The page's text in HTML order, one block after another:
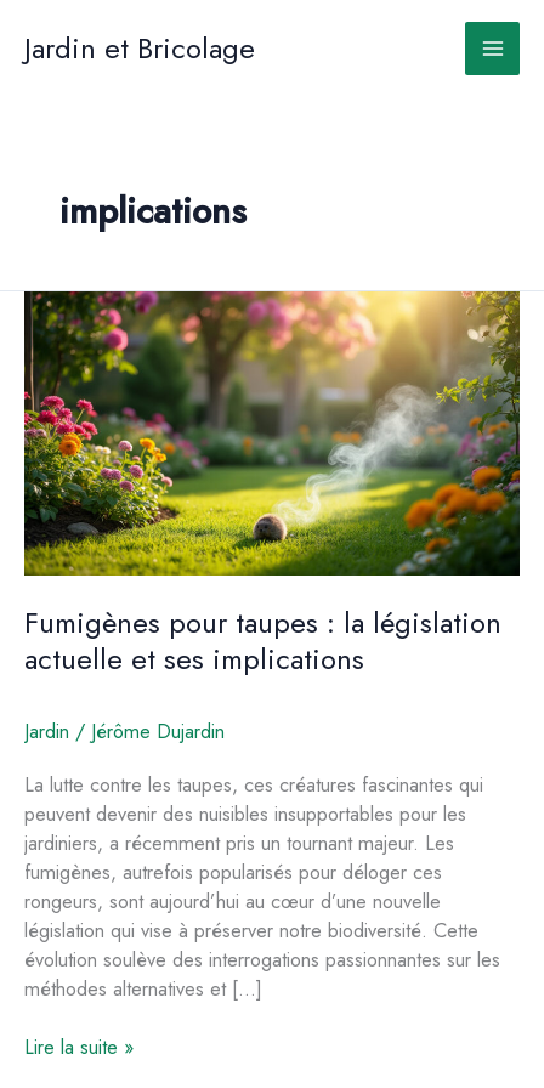
contenu
Jardin et Bricolage
implications
Fumigènes pour taupes : la législation
actuelle et ses implications
Jardin / Jérôme Dujardin
La lutte contre les taupes, ces créatures fascinantes qui
peuvent devenir des nuisibles insupportables pour les
jardiniers, a récemment pris un tournant majeur. Les
fumigènes, autrefois popularisés pour déloger ces
rongeurs, sont aujourd’hui au cœur d’une nouvelle
législation qui vise à préserver notre biodiversité. Cette
évolution soulève des interrogations passionnantes sur les
méthodes alternatives et […]
Fumigènes
Lire la suite »